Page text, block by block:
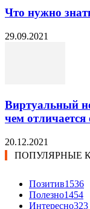
Что нужно
29.09.2021
Виртуальный
чем
20.12.2021
ПОПУЛЯРНЫЕ
Позитив1536
Полезно1454
Интересно323